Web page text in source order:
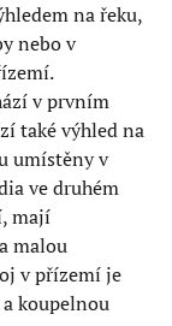
na řeku,
nebo v
v prvním
také výhled na
umístěny v
ve druhém
mají
malou
v přízemí je
koupelnou